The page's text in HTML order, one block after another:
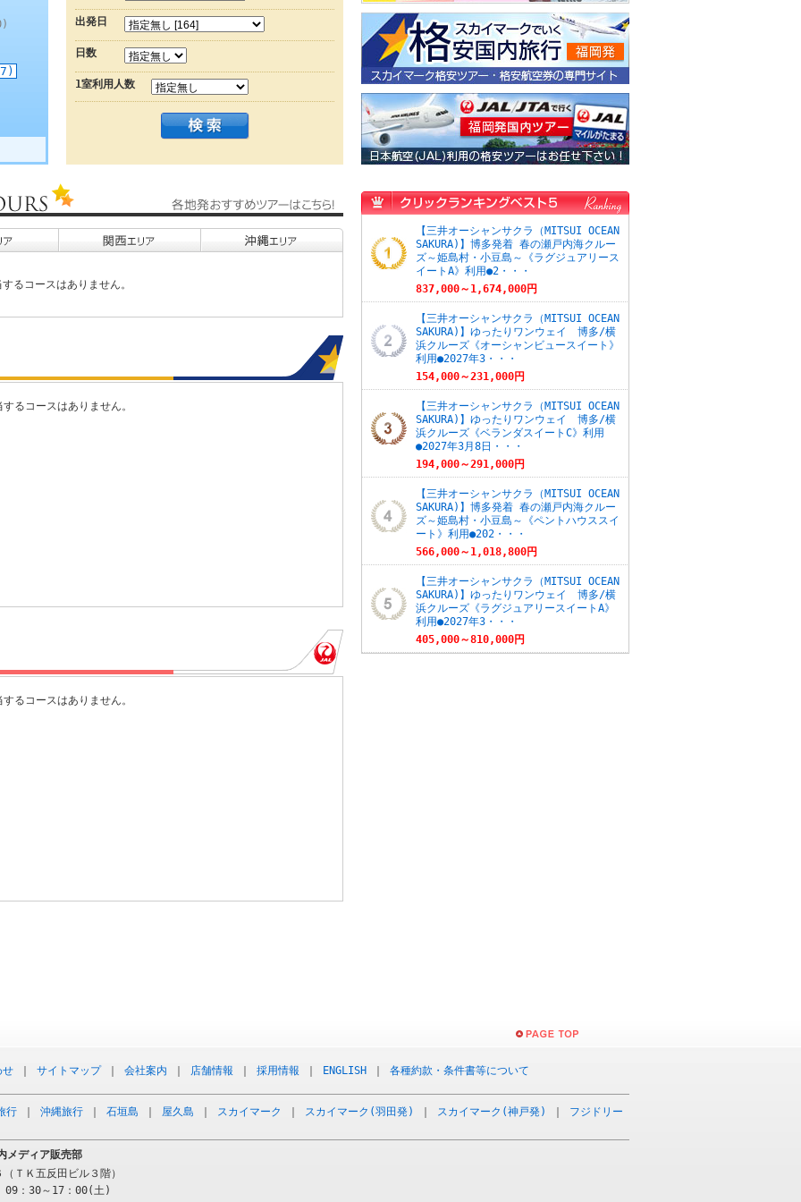
出発日
日数
1室利用人数
るコースはありません。
するコースはありません。
するコースはありません。
【三井オーシャンサクラ（MITSUI OCEAN
SAKURA)】博多発着 春の瀬戸内海クルー
ズ～姫島村・小豆島～《ラグジュアリース
イートA》利用●2・・・
837,000～1,674,000円
【三井オーシャンサクラ（MITSUI OCEAN
SAKURA)】ゆったりワンウェイ 博多/横
浜クルーズ《オーシャンビュースイート》
利用●2027年3・・・
154,000～231,000円
【三井オーシャンサクラ（MITSUI OCEAN
SAKURA)】ゆったりワンウェイ 博多/横
浜クルーズ《ベランダスイートC》利用
●2027年3月8日・・・
194,000～291,000円
【三井オーシャンサクラ（MITSUI OCEAN
SAKURA)】博多発着 春の瀬戸内海クルー
ズ～姫島村・小豆島～《ペントハウススイ
ート》利用●202・・・
566,000～1,018,800円
【三井オーシャンサクラ（MITSUI OCEAN
SAKURA)】ゆったりワンウェイ 博多/横
浜クルーズ《ラグジュアリースイートA》
利用●2027年3・・・
405,000～810,000円
せ｜ サイトマップ｜ 会社案内 店舗情報 採用情報 ENGLISH 各種約款・条件書等について
行 沖縄旅行 石垣島 屋久島 スカイマーク スカイマーク(羽田発) スカイマーク(神戸発) フジドリー
ディア販売部
ＴＫ五反田ビル３階）
：30～17：00(土)